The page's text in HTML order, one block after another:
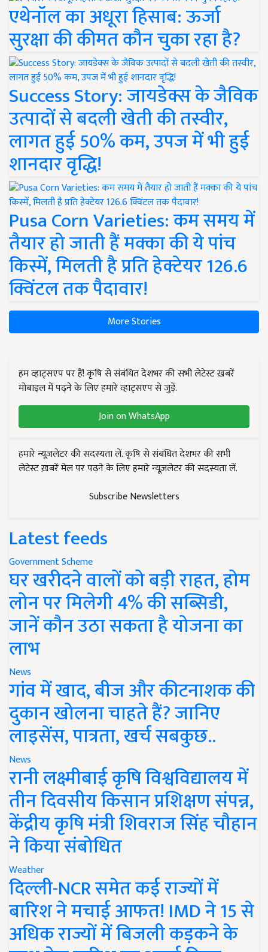
एथेनॉल का अधूरा हिसाब: ऊर्जा
सुरक्षा की कीमत कौन चुका रहा है?
Success Story: जायडेक्स के जैविक
उत्पादों से बदली खेती की तस्वीर,
लागत हुई 50% कम, उपज में भी हुई
शानदार वृद्धि!
Pusa Corn Varieties: कम समय में
तैयार हो जाती हैं मक्का की ये पांच
किस्में, मिलती है प्रति हेक्टेयर 126.6
क्विंटल तक पैदावार!
More Stories
हम व्हाट्सएप पर हैं! कृषि से संबंधित देशभर की सभी लेटेस्ट ख़बरें
मोबाइल में पढ़ने के लिए हमारे व्हाट्सएप से जुड़ें.
Join on WhatsApp
हमारे न्यूज़लेटर की सदस्यता लें. कृषि से संबंधित देशभर की सभी
लेटेस्ट ख़बरें मेल पर पढ़ने के लिए हमारे न्यूज़लेटर की सदस्यता लें.
Subscribe Newsletters
Latest feeds
Government Scheme
घर खरीदने वालों को बड़ी राहत, होम
लोन पर मिलेगी 4% की सब्सिडी,
जानें कौन उठा सकता है योजना का
लाभ
News
गांव में खाद, बीज और कीटनाशक की
दुकान खोलना चाहते हैं? जानिए
लाइसेंस, पात्रता, खर्च सबकुछ..
News
रानी लक्ष्मीबाई कृषि विश्वविद्यालय में
तीन दिवसीय किसान प्रशिक्षण संपन्न,
केंद्रीय कृषि मंत्री शिवराज सिंह चौहान
ने किया संबोधित
Weather
दिल्ली-NCR समेत कई राज्यों में
बारिश ने मचाई आफत! IMD ने 15 से
अधिक राज्यों में बिजली कड़कने के